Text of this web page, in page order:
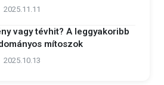
2025.11.11
vagy tévhit? A leggyakoribb
mítoszok
2025.10.13